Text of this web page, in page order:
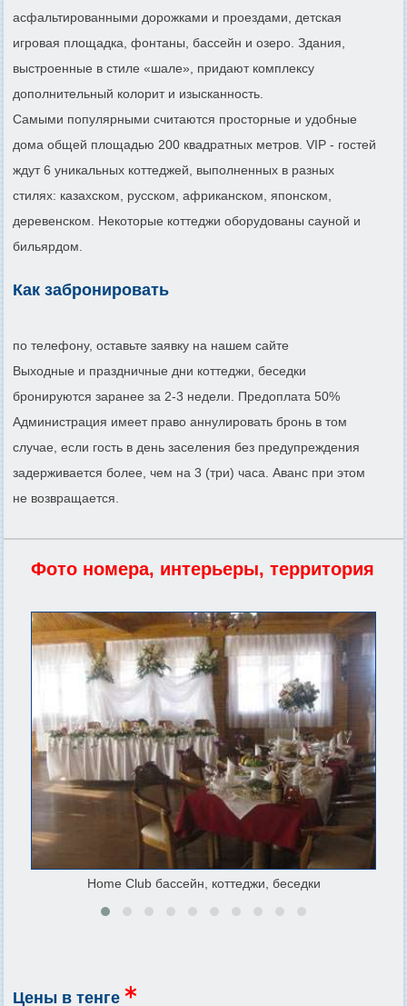
асфальтированными дорожками и проездами, детская
игровая площадка, фонтаны, бассейн и озеро. Здания,
выстроенные в стиле «шале», придают комплексу
дополнительный колорит и изысканность.
Самыми популярными считаются просторные и удобные
дома общей площадью 200 квадратных метров. VIP - гостей
ждут 6 уникальных коттеджей, выполненных в разных
стилях: казахском, русском, африканском, японском,
деревенском. Некоторые коттеджи оборудованы сауной и
бильярдом.
Как забронировать
по телефону, оставьте заявку на нашем сайте
Выходные и праздничные дни коттеджи, беседки
бронируются заранее за 2-3 недели. Предоплата 50%
Администрация имеет право аннулировать бронь в том
случае, если гость в день заселения без предупреждения
задерживается более, чем на 3 (три) часа. Аванс при этом
не возвращается.
Фото номера, интерьеры, территория
Home Club бассейн, коттеджи, беседки
Цены в тенге